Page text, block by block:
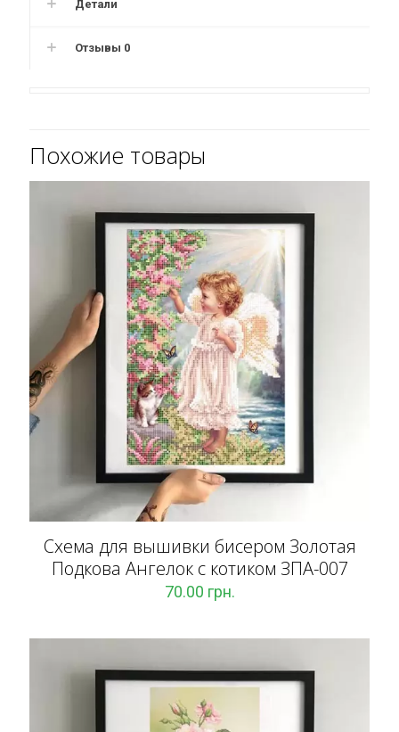
Детали
Отзывы 0
Похожие товары
Схема для вышивки бисером Золотая
Подкова Ангелок с котиком ЗПА-007
70.00 грн.